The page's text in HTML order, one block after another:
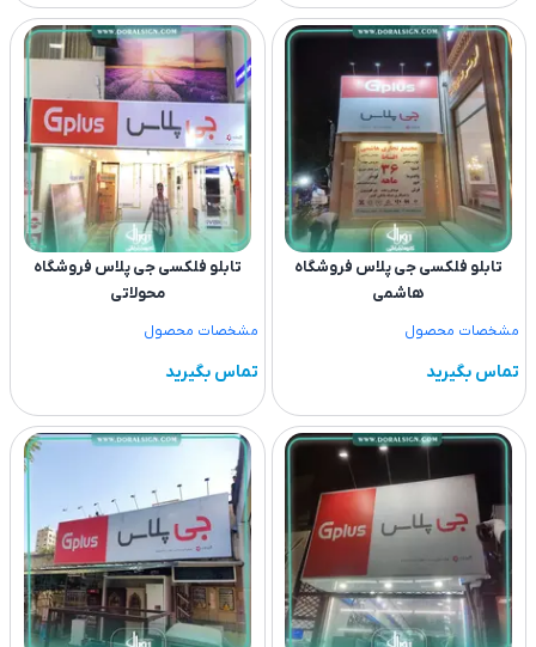
تابلو فلکسی جی پلاس فروشگاه
هاشمی
مشخصات محصول
تماس بگیرید
تابلو فلکسی جی پلاس فروشگاه
محولاتی
مشخصات محصول
تماس بگیرید